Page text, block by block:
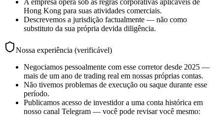
Hong Kong para suas atividades comerciais.
Descrevemos a jurisdição factualmente — não como
substituto da sua própria devida diligência.
Nossa experiência (verificável)
Negociamos pessoalmente com esse corretor desde 2025 —
mais de um ano de trading real em nossas próprias contas.
Não tivemos problemas de execução ou saque durante esse
período.
Publicamos acesso de investidor a uma conta histórica em
nosso canal Telegram — você pode revisar você mesmo: